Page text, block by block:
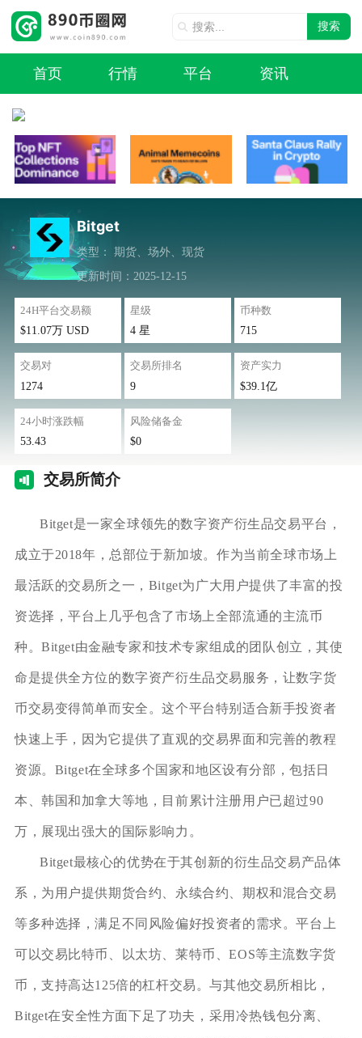
搜索
首页 行情 平台 资讯
Bitget
类型：
期货、场外、现货
更新时间：2025-12-15
24H平台交易额
$11.07万 USD
星级
4 星
币种数
715
交易对
1274
交易所排名
9
资产实力
$39.1亿
24小时涨跌幅
53.43
风险储备金
$0
交易所简介
Bitget是一家全球领先的数字资产衍生品交易平台，
成立于2018年，总部位于新加坡。作为当前全球市场上
最活跃的交易所之一，Bitget为广大用户提供了丰富的投
资选择，平台上几乎包含了市场上全部流通的主流币
种。Bitget由金融专家和技术专家组成的团队创立，其使
命是提供全方位的数字资产衍生品交易服务，让数字货
币交易变得简单而安全。这个平台特别适合新手投资者
快速上手，因为它提供了直观的交易界面和完善的教程
资源。Bitget在全球多个国家和地区设有分部，包括日
本、韩国和加拿大等地，目前累计注册用户已超过90
万，展现出强大的国际影响力。
Bitget最核心的优势在于其创新的衍生品交易产品体
系，为用户提供期货合约、永续合约、期权和混合交易
等多种选择，满足不同风险偏好投资者的需求。平台上
可以交易比特币、以太坊、莱特币、EOS等主流数字货
币，支持高达125倍的杠杆交易。与其他交易所相比，
Bitget在安全性方面下足了功夫，采用冷热钱包分离、